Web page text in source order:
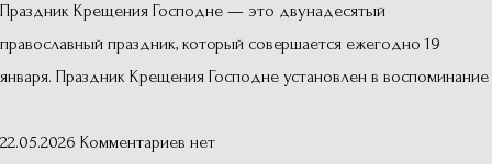
Праздник Крещения Господне — это двунадесятый
православный праздник, который совершается ежегодно 19
января. Праздник Крещения Господне установлен в воспоминание
22.05.2026 Комментариев нет